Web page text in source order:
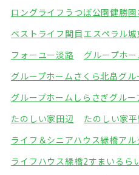
ロングライフうつぼ公園健勝
ベストライフ関目エスペラル城
フォーユー淡路
グループホ
グループホームさくら北畠グル
グループホームしらさぎグルー
たのしい家田辺
たのしい家
ライフ＆シニアハウス緑橋ア
ライフハウス緑橋2すまいるら